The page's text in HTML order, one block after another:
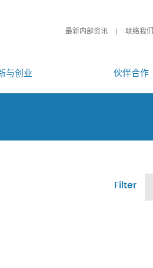
最新内部资讯 联络我们
与创业 伙伴合作
Filter